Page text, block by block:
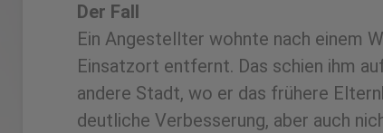
Der Fall
Ein Angestellter wohnte nach einem
Einsatzort entfernt. Das schien ihm
andere Stadt, wo er das frühere
deutliche Verbesserung, aber auch